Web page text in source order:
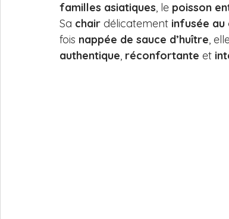
familles asiatiques, le poisson
Sa chair délicatement infusée
fois nappée de sauce d’huître,
authentique, réconfortante et